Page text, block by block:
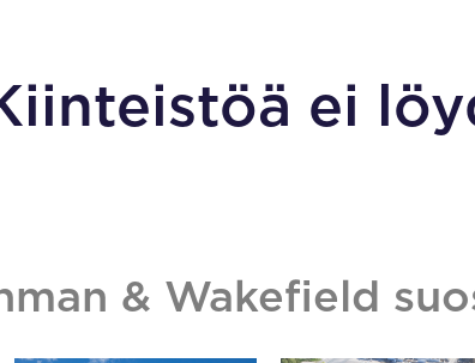
ei
& Wakefield